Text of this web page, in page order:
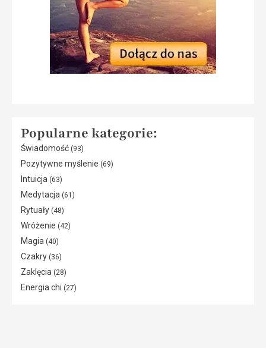
Popularne kategorie:
Świadomość (93)
Pozytywne myślenie (69)
Intuicja (63)
Medytacja (61)
Rytuały (48)
Wróżenie (42)
Magia (40)
Czakry (36)
Zaklęcia (28)
Energia chi (27)